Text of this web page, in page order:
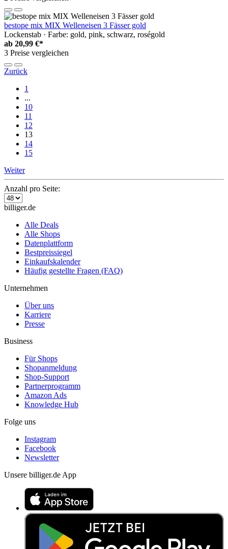
bestope mix MIX Welleneisen 3 Fässer gold
Lockenstab · Farbe: gold, pink, schwarz, roségold
ab 20,99 €*
3 Preise vergleichen
Zurück
1
...
10
11
12
13
14
15
Weiter
Anzahl pro Seite:
billiger.de
Alle Deals
Alle Shops
Datenplattform
Bestpreissiegel
Einkaufskalender
Häufig gestellte Fragen (FAQ)
Unternehmen
Über uns
Karriere
Presse
Business
Für Shops
Shopanmeldung
Shop-Support
Partnerprogramm
Amazon Ads
Knowledge Hub
Folge uns
Instagram
Facebook
Newsletter
Unsere billiger.de App